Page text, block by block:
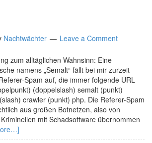
Nachtwächter Leave a Comment
zum alltäglichen Wahnsinn: Eine
namens „Semalt“ fällt bei mir zurzeit
Spam auf, die immer folgende URL
(doppelslash) semalt (punkt)
crawler (punkt) php. Die Referer-Spam
aus großen Botnetzen, also von
mit Schadsoftware übernommen